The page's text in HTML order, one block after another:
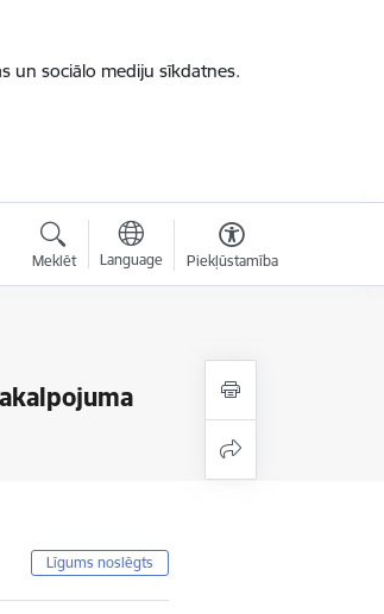
un sociālo mediju sīkdatnes.
Meklēt Language Piekļūstamība
Līgums noslēgts